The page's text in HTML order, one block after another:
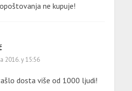
ne kupuje!
2016. у 15:56
dosta više od 1000 ljudi!